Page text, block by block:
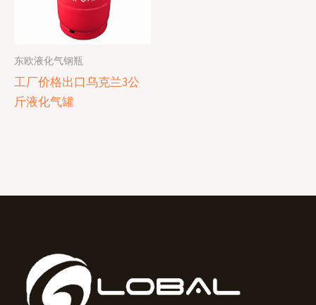
东欧液化气钢瓶
工厂价格出口乌克兰3公
斤液化气罐